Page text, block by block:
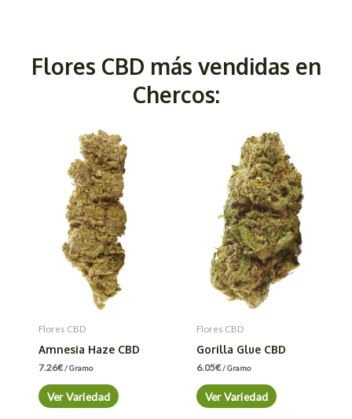
Flores CBD más vendidas en
Chercos:
Flores CBD
Amnesia Haze CBD
7.26€/ Gramo
Ver Variedad
Flores CBD
Gorilla Glue CBD
6.05€/ Gramo
Ver Variedad